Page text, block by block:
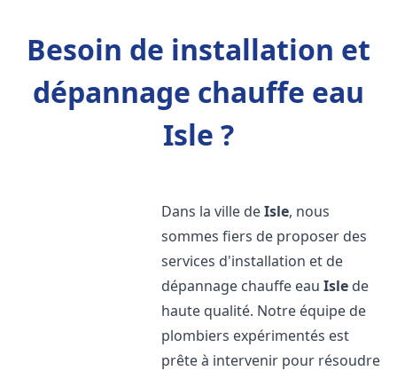
Besoin de installation et
dépannage chauffe eau
Isle ?
Dans la ville deIsle, nous
sommes fiers de proposer des
services d'installation et de
dépannage chauffe eauIsle de
haute qualité. Notre équipe de
plombiers expérimentés est
prête à intervenir pour résoudre